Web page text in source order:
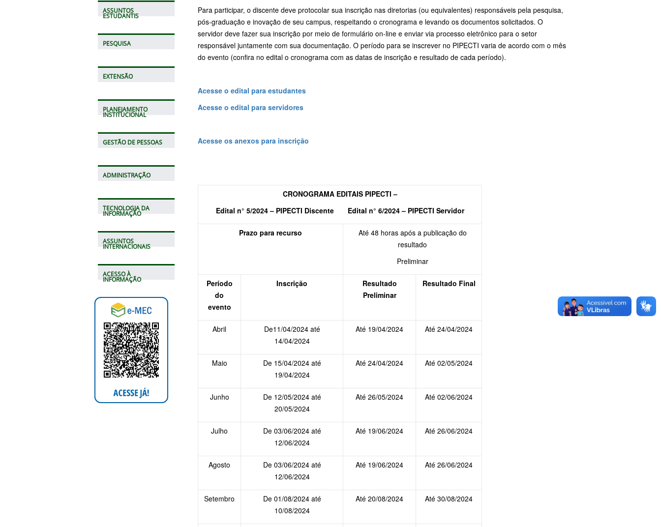
ASSUNTOS
ESTUDANTIS
PESQUISA
EXTENSÃO
PLANEJAMENTO
INSTITUCIONAL
GESTÃO DE PESSOAS
ADMINISTRAÇÃO
TECNOLOGIA DA
INFORMAÇÃO
ASSUNTOS
INTERNACIONAIS
ACESSO À
INFORMAÇÃO
Para participar, o discente deve protocolar sua inscrição nas diretorias (ou equivalentes) responsáveis pela pesquisa,
pós-graduação e inovação de seu campus, respeitando o cronograma e levando os documentos solicitados. O
servidor deve fazer sua inscrição por meio de formulário on-line e enviar via processo eletrônico para o setor
responsável juntamente com sua documentação. O período para se inscrever no PIPECTI varia de acordo com o mês
do evento (confira no edital o cronograma com as datas de inscrição e resultado de cada período).
Acesse o edital para estudantes
Acesse o edital para servidores
Acesse os anexos para inscrição
CRONOGRAMA EDITAIS PIPECTI –
Edital n° 5/2024 – PIPECTI Discente Edital n° 6/2024 – PIPECTI Servidor
Prazo para recurso
Até 48 horas após a publicação do
resultado
Preliminar
Período
do
evento
Inscrição
Resultado
Preliminar
Resultado Final
Abril
De11/04/2024 até
14/04/2024
Até 19/04/2024 Até 24/04/2024
Maio
De 15/04/2024 até
19/04/2024
Até 24/04/2024 Até 02/05/2024
Junho
De 12/05/2024 até
20/05/2024
Até 26/05/2024 Até 02/06/2024
Julho
De 03/06/2024 até
12/06/2024
Até 19/06/2024 Até 26/06/2024
Agosto
De 03/06/2024 até
12/06/2024
Até 19/06/2024 Até 26/06/2024
Setembro
De 01/08/2024 até
10/08/2024
Até 20/08/2024 Até 30/08/2024